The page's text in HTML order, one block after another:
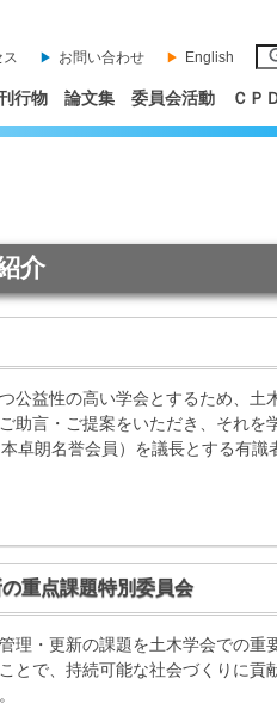
ス お問い合わせ English
行物 論文集 委員会活動 ＣＰ
介
公益性の高い学会とするため、土
助言・ご提案をいただき、それを
卓朗名誉会員）を議長とする有識
重点課題特別委員会
理・更新の課題を土木学会での重
とで、持続可能な社会づくりに貢